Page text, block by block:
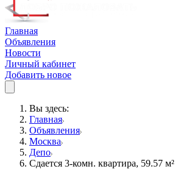
Главная
Объявления
Новости
Личный кабинет
Добавить новое
Вы здесь:
Главная
Объявления
Москва
Депо
Сдается 3-комн. квартира, 59.57 м²